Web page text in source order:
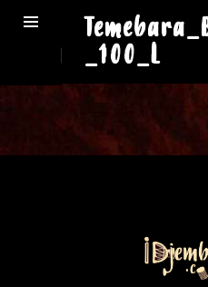
_100_L